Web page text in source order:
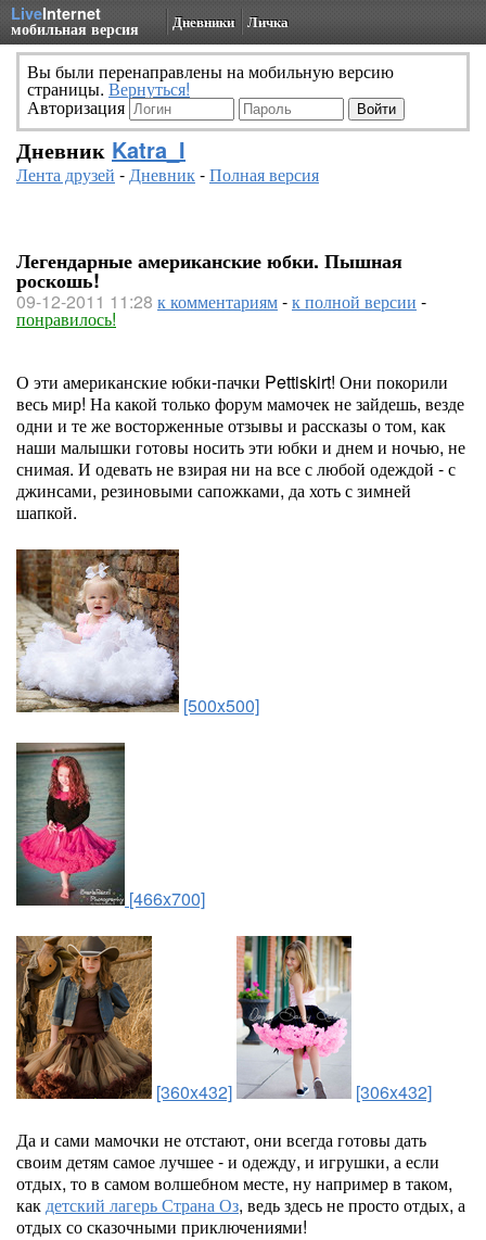
LiveInternet
мобильная версия Дневники Личка
Вы были перенаправлены на мобильную версию
страницы. Вернуться!
Авторизация
Дневник Katra_I
Лента друзей -Дневник-Полная версия
Легендарные американские юбки. Пышная
роскошь!
09-12-2011 11:28 к комментариям-к полной версии -
понравилось!
О эти американские юбки-пачки Pettiskirt! Они покорили
весь мир! На какой только форум мамочек не зайдешь, везде
одни и те же восторженные отзывы и рассказы о том, как
наши малышки готовы носить эти юбки и днем и ночью, не
снимая. И одевать не взирая ни на все с любой одеждой - с
джинсами, резиновыми сапожками, да хоть с зимней
шапкой.
[500x500]
[466x700]
[360x432]
[306x432]
Да и сами мамочки не отстают, они всегда готовы дать
своим детям самое лучшее - и одежду, и игрушки, а если
отдых, то в самом волшебном месте, ну например в таком,
какдетский лагерь Страна Оз, ведь здесь не просто отдых, а
отдых со сказочными приключениями!